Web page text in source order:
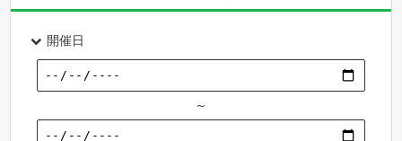
開催日
～